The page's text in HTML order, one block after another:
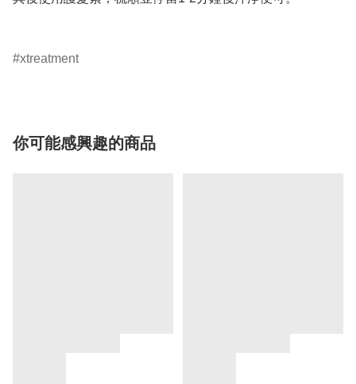
xtreatment
你可能感興趣的商品